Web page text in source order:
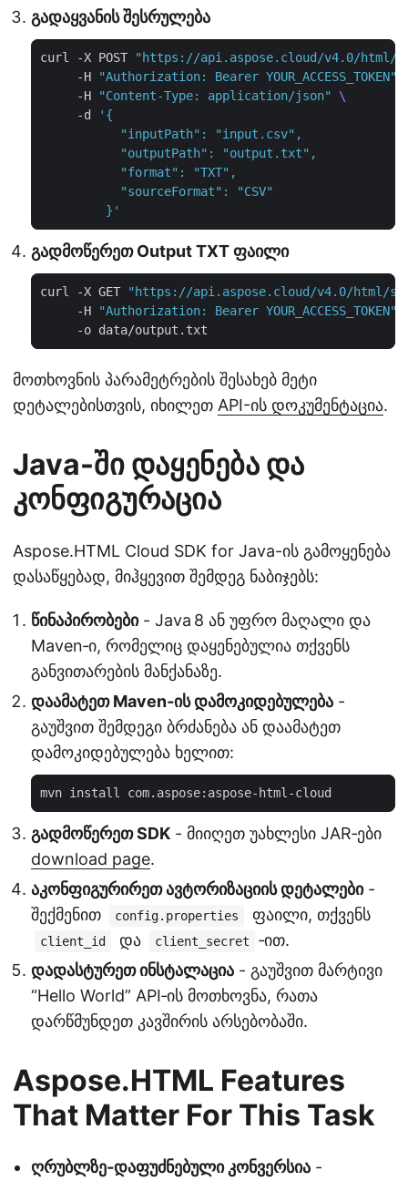
გადაყვანის შესრულება
curl -X POST
"https://api.aspose.cloud/v4.0/html/
     -H
"Authorization: Bearer YOUR_ACCESS_TOKEN"
     -H
"Content-Type: application/json"
     -d
         }'
გადმოწერეთ Output TXT ფაილი
curl -X GET
"https://api.aspose.cloud/v4.0/html/
     -H
"Authorization: Bearer YOUR_ACCESS_TOKEN"
მოთხოვნის პარამეტრების შესახებ მეტი
დეტალებისთვის, იხილეთ API-ის დოკუმენტაცია.
Java-ში დაყენება და
კონფიგურაცია
Aspose.HTML Cloud SDK for Java-ის გამოყენება
დასაწყებად, მიჰყევით შემდეგ ნაბიჯებს:
წინაპირობები- Java 8 ან უფრო მაღალი და
Maven‑ი, რომელიც დაყენებულია თქვენს
განვითარების მანქანაზე.
დაამატეთ Maven‑ის დამოკიდებულება -
გაუშვით შემდეგი ბრძანება ან დაამატეთ
დამოკიდებულება ხელით:
გადმოწერეთ SDK - მიიღეთ უახლესი JAR‑ები
download page.
აკონფიგურირეთ ავტორიზაციის დეტალები-
შექმენით
config.properties ფაილი, თქვენს
client_id და client_secret
‑ით.
დადასტურეთ ინსტალაცია - გაუშვით მარტივი
“Hello World” API‑ის მოთხოვნა, რათა
დარწმუნდეთ კავშირის არსებობაში.
Aspose.HTML Features
That Matter For This Task
ღრუბლზე‑დაფუძნებული კონვერსია -